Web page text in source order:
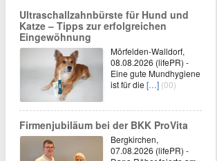
Ultraschallzahnbürste für Hund und
Katze – Tipps zur erfolgreichen
Eingewöhnung
Mörfelden-Walldorf,
08.08.2026 (lifePR) -
Eine gute Mundhygiene
ist für die […] (00)
Firmenjubiläum bei der BKK ProVita
Bergkirchen,
07.08.2026 (lifePR) -